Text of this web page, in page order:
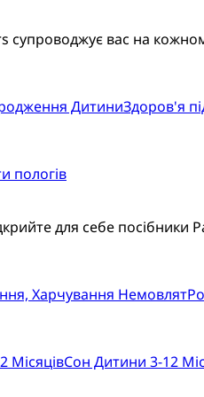
супроводжує вас на
ДитиниЗдоров'я
пологів
для себе посібники
Харчування Немовлят
МісяцівСон Дитини 3-12